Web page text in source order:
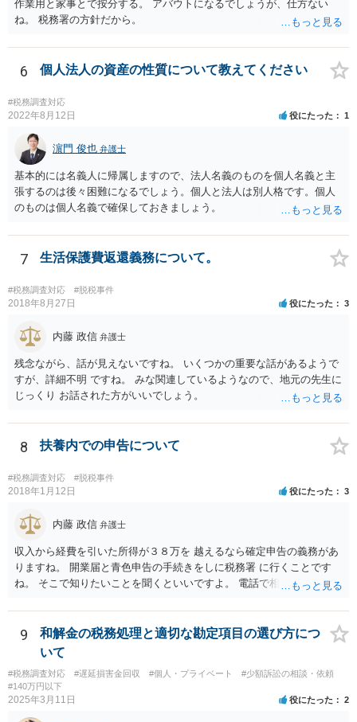
作業用と家事とで按分する。 アバウトになるでしょうが、仕方ない
ね。 税務署の方針だから。
6 個人法人の資産の性質について教えてください
#税務調査対応
2022年8月12日 役にたった 1
濵門 俊也 弁護士
基本的には名義人に帰属しますので、法人名義のものを個人名義と主
張するのは後々困難になるでしょう。個人と法人は別人格です。個人
のものは個人名義で確保しておきましょう。
7 生活保護費返還義務について。
#税務調査対応 #脱税事件
2018年8月27日 役にたった 3
内藤 政信 弁護士
残念ながら、話が見えないですね。 いくつかの重要な話があるようで
すが、詳細不明 ですね。 みな関連しているようなので、地元の先生に
じっくり お話された方がいいでしょう。
8 扶養内での申告について
#税務調査対応 #脱税事件
2018年1月12日 役にたった 3
内藤 政信 弁護士
収入から経費を引いた所得が３８万を 越えるなら確定申告の義務があ
りますね。 開業届と青色申告の手続きをしに税務署 に行くことです
ね。 そこで知りたいことを聞くといいですよ。 電話で相談にいくこと
9
和解金の税務処理と適切な勘定項目の選び方につ
いて
#税務調査対応 #遅延損害金回収 #個人・プライベート
#少額訴訟の相談・依頼
#140万円以下
2025年3月11日 役にたった 2